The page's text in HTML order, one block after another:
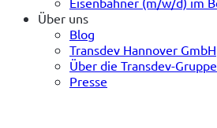
Über uns
Blog
Transdev Hannover GmbH
Über die Transdev-Gruppe
Presse